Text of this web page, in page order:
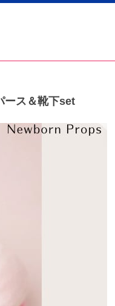
ース＆靴下set